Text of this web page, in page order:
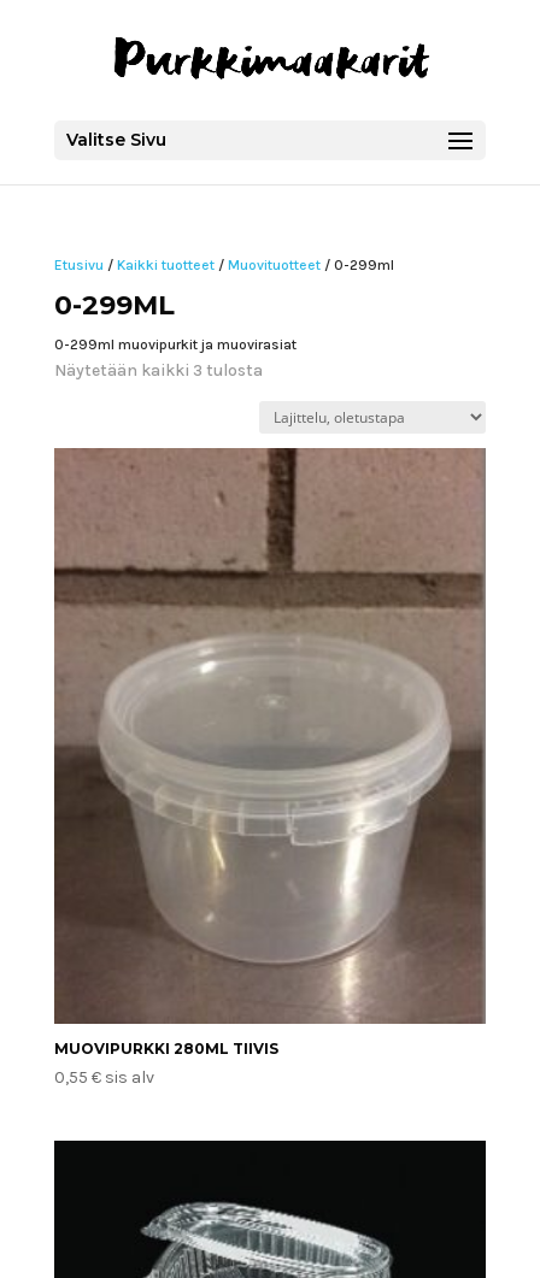
Valitse Sivu
Etusivu / Kaikki tuotteet/ Muovituotteet/ 0-299ml
0-299ML
0-299ml muovipurkit ja muovirasiat
Näytetään kaikki 3 tulosta
MUOVIPURKKI 280ML TIIVIS
0,55 € sis alv